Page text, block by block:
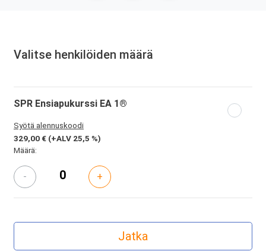
Valitse henkilöiden määrä
SPR Ensiapukurssi EA 1®
Syötä alennuskoodi
329,00 € (+ALV 25,5 %)
Määrä:
- +